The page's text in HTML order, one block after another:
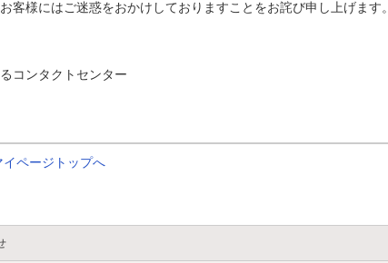
客様にはご迷惑をおかけしておりますことをお詫び申し上げます。
コンタクトセンター
イページトップへ